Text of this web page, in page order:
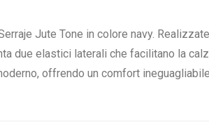
Jute Tone in colore navy.
due elastici laterali che facilitano la
offrendo un comfort